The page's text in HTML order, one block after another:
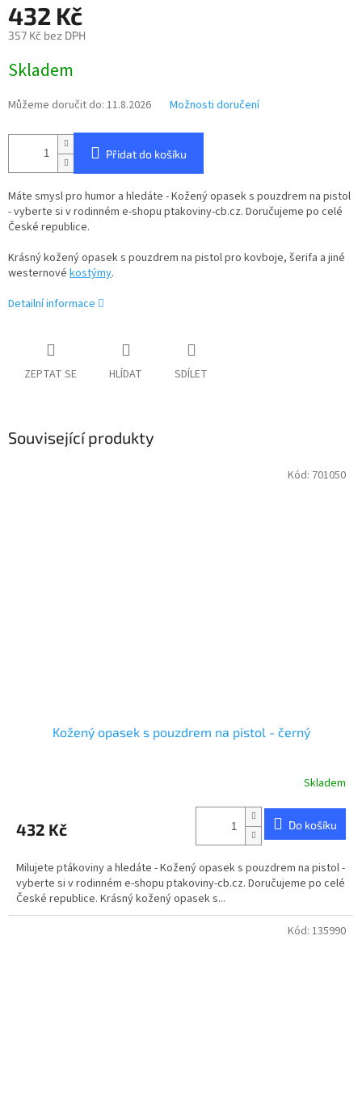
432 Kč
357 Kč bez DPH
cena:
Skladem
Můžeme doručit do: 11.8.2026 Možnosti doručení
Přidat do košíku
Máte smysl pro humor a hledáte - Kožený opasek s pouzdrem na pistol
- vyberte si v rodinném e-shopu ptakoviny-cb.cz. Doručujeme po celé
České republice.
Krásný kožený opasek s pouzdrem na pistol pro kovboje, šerifa a jiné
westernové kostýmy.
Detailní informace
ZEPTAT SE HLÍDAT SDÍLET
Související produkty
Kožený opasek s pouzdrem na pistol - černý
je
z
5
hvězdiček.
Skladem
432 Kč Do košíku
Milujete ptákoviny a hledáte - Kožený opasek s pouzdrem na pistol -
vyberte si v rodinném e-shopu ptakoviny-cb.cz. Doručujeme po celé
České republice. Krásný kožený opasek s...
Kód: 701050
Kód: 135990